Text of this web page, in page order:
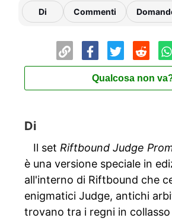
Di Commenti
Qualcosa non
Di
Il set Riftbound Judge
è una versione speciale in
all'interno di Riftbound che
enigmatici Judge, antichi
trovano tra i regni in